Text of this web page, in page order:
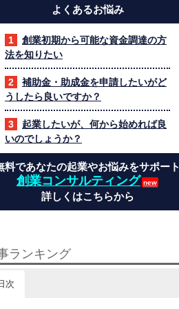
よくあるお悩み
創業初期から可能な資金調達の方
法を知りたい
補助金・助成金を申請したいがど
うしたら良いですか？
起業したいが、何から始めれば良
いのでしょうか？
料であなたの起業やお悩みをサポート
創業コンサルティング
詳しくはこちらから
ランキング
次